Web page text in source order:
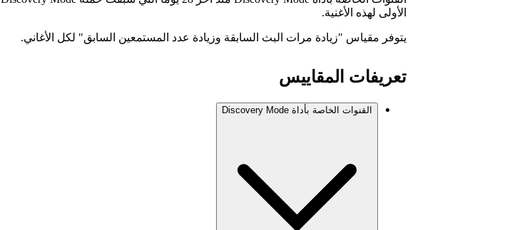
الأولى لهذه الأغنية.
يتوفر مقياس "زيادة مرات البث السابقة وزيادة عدد المستمعين السابق" لكل الأغاني.
تعريفات المقاييس
القنوات الخاصة بأداة Discovery Mode